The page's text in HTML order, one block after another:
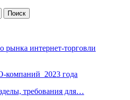
рынка интернет-торговли
компаний 2023 года
требования для…